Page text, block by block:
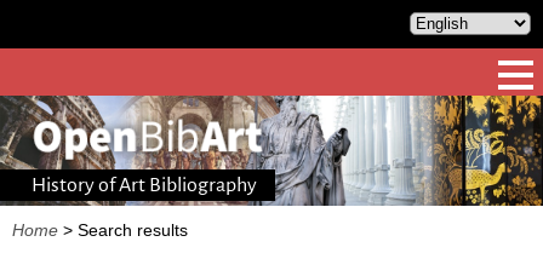
History of Art Bibliography
Home > Search results